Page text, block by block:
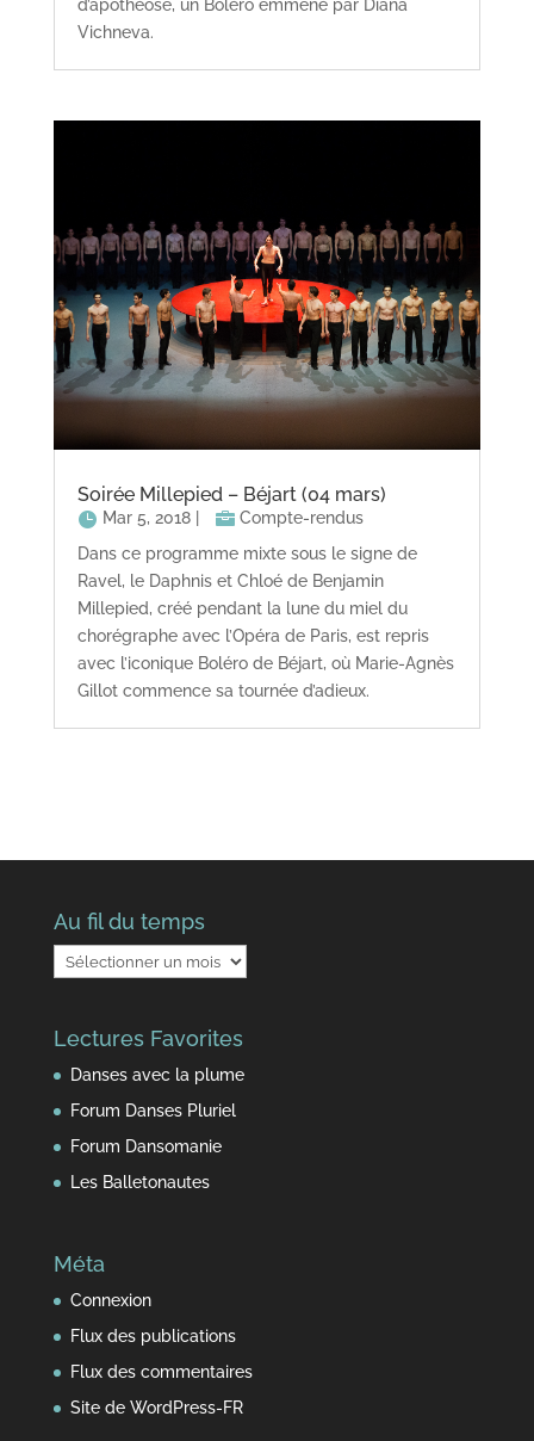
d’apothéose, un Boléro emmené par Diana
Vichneva.
Soirée Millepied – Béjart (04 mars)
Mar 5, 2018|
Compte-rendus
Dans ce programme mixte sous le signe de
Ravel, le Daphnis et Chloé de Benjamin
Millepied, créé pendant la lune du miel du
chorégraphe avec l’Opéra de Paris, est repris
avec l’iconique Boléro de Béjart, où Marie-Agnès
Gillot commence sa tournée d’adieux.
Au fil du temps
Au
fil
temps
Lectures Favorites
Danses avec la plume
Forum Danses Pluriel
Forum Dansomanie
Les Balletonautes
Méta
Connexion
Flux des publications
Flux des commentaires
Site de WordPress-FR